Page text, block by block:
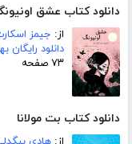
دانلود کتاب عشق
از: جیمز
دانلود رایگان
۷۳ صفحه
دانلود کتاب بت مولانا